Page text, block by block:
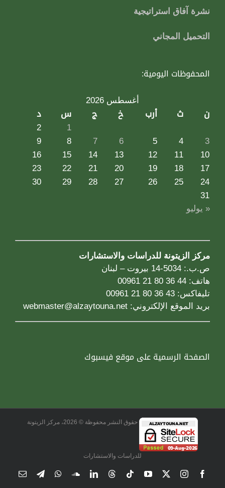
نشرة آفاق استراتيجية
التحميل المجاني
المحفوظات اليومية:
أغسطس 2026
ن ث أرب خ ج س د
1
2
3
4
5
6
7
8
9
10
11
12
13
14
15
16
17
18
19
20
21
22
23
24
25
26
27
28
29
30
31
« يوليو
مركز الزيتونة للدراسات والاستشارات
ص.ب.: 5034-14 بيروت – لبنان
هاتف: 44 36 80 21 00961
تليفاكس: 43 36 80 21 00961
بريد الموقع الإلكتروني: webmaster@alzaytouna.net
الصفحة الرسمية على موقع فيسبوك
حقوق النشر محفوظة © 2026، مركز الزيتونة
للدراسات والاستشارات
Facebook
Instagram
X
YouTube
Tiktok
Threads
LinkedIn
SoundCloud
WhatsApp
Telegram
Email